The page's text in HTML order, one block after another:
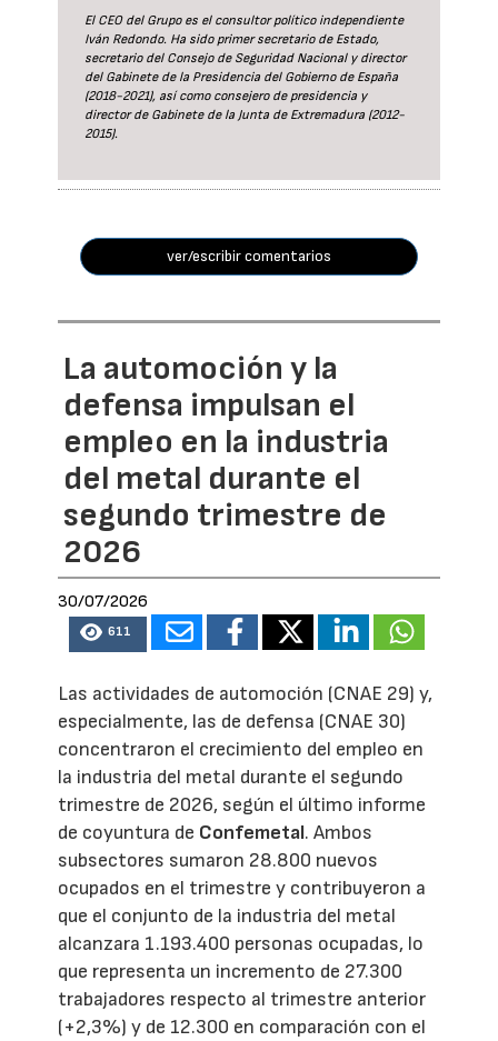
El CEO del Grupo es el consultor político independiente
Iván Redondo. Ha sido primer secretario de Estado,
secretario del Consejo de Seguridad Nacional y director
del Gabinete de la Presidencia del Gobierno de España
(2018-2021), así como consejero de presidencia y
director de Gabinete de la Junta de Extremadura (2012-
2015).
ver/escribir comentarios
La automoción y la
defensa impulsan el
empleo en la industria
del metal durante el
segundo trimestre de
2026
30/07/2026
611
Las actividades de automoción (CNAE 29) y,
especialmente, las de defensa (CNAE 30)
concentraron el crecimiento del empleo en
la industria del metal durante el segundo
trimestre de 2026, según el último informe
de coyuntura de Confemetal. Ambos
subsectores sumaron 28.800 nuevos
ocupados en el trimestre y contribuyeron a
que el conjunto de la industria del metal
alcanzara 1.193.400 personas ocupadas, lo
que representa un incremento de 27.300
trabajadores respecto al trimestre anterior
(+2,3%) y de 12.300 en comparación con el